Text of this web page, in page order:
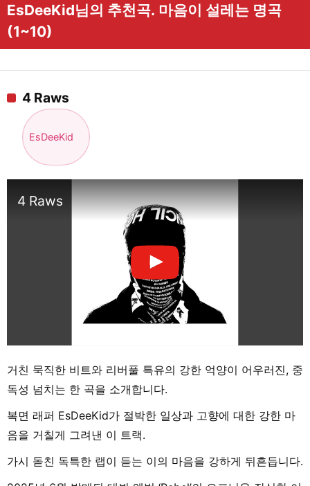
EsDeeKid님의 추천곡. 마음이 설레는 명곡
(1~10)
4 Raws
EsDeeKid
4 Raws
거친 묵직한 비트와 리버풀 특유의 강한 억양이 어우러진, 중
독성 넘치는 한 곡을 소개합니다.
복면 래퍼 EsDeeKid가 절박한 일상과 고향에 대한 강한 마
음을 거칠게 그려낸 이 트랙.
가시 돋친 독특한 랩이 듣는 이의 마음을 강하게 뒤흔듭니다.